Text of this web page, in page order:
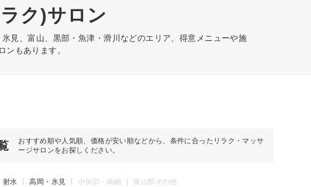
ク)サロン
見、富山、黒部・魚津・滑川などのエリア、得意メニューや施
もあります。
おすすめ順や人気順、価格が安い順などから、条件に合ったリラク・マッサ
ージサロンをお探しください。
射水 高岡・氷見 小矢部・南砺 富山県その他